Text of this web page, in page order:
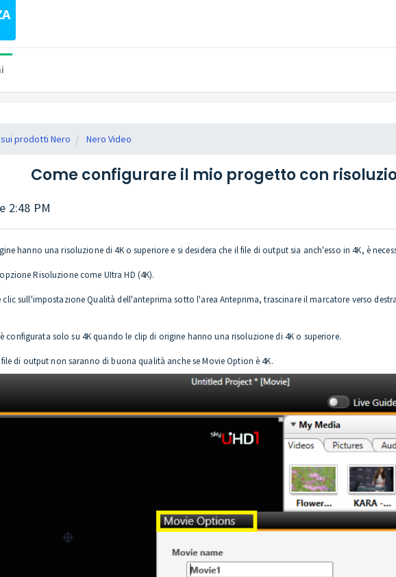
prodotti Nero Nero Video
Come configurare il mio progetto con
2:48 PM
hanno una risoluzione di 4K o superiore e si desidera che il file di output sia anch'esso in 4K, è
Risoluzione come UItra HD (4K).
sull'impostazione Qualità dell'anteprima sotto l'area Anteprima, trascinare il marcatore verso
configurata solo su 4K quando le clip di origine hanno una risoluzione di 4K o superiore.
di output non saranno di buona qualità anche se Movie Option è 4K.